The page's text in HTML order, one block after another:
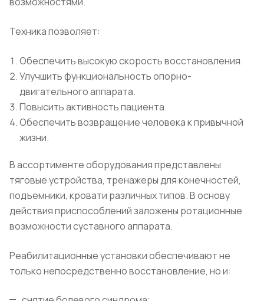
Техника позволяет:
Обеспечить высокую скорость восстановления.
Улучшить функциональность опорно-
двигательного аппарата.
Повысить активность пациента.
Обеспечить возвращение человека к привычной
жизни.
В ассортименте оборудования представлены
тяговые устройства, тренажеры для конечностей,
подъемники, кровати различных типов. В основу
действия приспособлений заложены ротационные
возможности суставного аппарата.
Реабилитационные установки обеспечивают не
только непосредственно восстановление, но и: